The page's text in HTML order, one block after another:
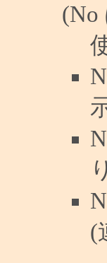
(No
(